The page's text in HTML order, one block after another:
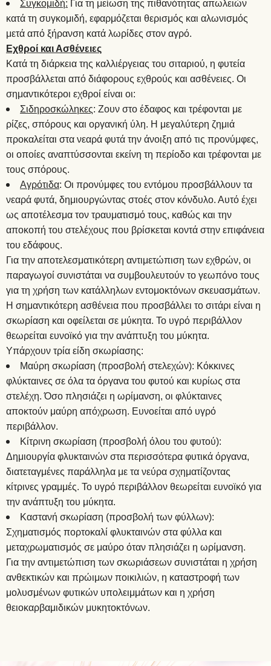
Συγκομιδή: Για τη μείωση της πιθανότητας απωλειών
κατά τη συγκομιδή, εφαρμόζεται θερισμός και αλωνισμός
μετά από ξήρανση κατά λωρίδες στον αγρό.
Εχθροί και Ασθένειες
Κατά τη διάρκεια της καλλιέργειας του σιταριού, η φυτεία
προσβάλλεται από διάφορους εχθρούς και ασθένειες. Οι
σημαντικότεροι εχθροί είναι οι:
Σιδηροσκώληκες: Ζουν στο έδαφος και τρέφονται με
ρίζες, σπόρους και οργανική ύλη. Η μεγαλύτερη ζημιά
προκαλείται στα νεαρά φυτά την άνοιξη από τις προνύμφες,
οι οποίες αναπτύσσονται εκείνη τη περίοδο και τρέφονται με
τους σπόρους.
Αγρότιδα: Οι προνύμφες του εντόμου προσβάλλουν τα
νεαρά φυτά, δημιουργώντας στοές στον κόνδυλο. Αυτό έχει
ως αποτέλεσμα τον τραυματισμό τους, καθώς και την
αποκοπή του στελέχους που βρίσκεται κοντά στην επιφάνεια
του εδάφους.
Για την αποτελεσματικότερη αντιμετώπιση των εχθρών, οι
παραγωγοί συνιστάται να συμβουλευτούν το γεωπόνο τους
για τη χρήση των κατάλληλων εντομοκτόνων σκευασμάτων.
Η σημαντικότερη ασθένεια που προσβάλλει το σιτάρι είναι η
σκωρίαση και οφείλεται σε μύκητα. Το υγρό περιβάλλον
θεωρείται ευνοϊκό για την ανάπτυξη του μύκητα.
Υπάρχουν τρία είδη σκωρίασης:
Μαύρη σκωρίαση (προσβολή στελεχών): Κόκκινες
φλύκταινες σε όλα τα όργανα του φυτού και κυρίως στα
στελέχη. Όσο πλησιάζει η ωρίμανση, οι φλύκταινες
αποκτούν μαύρη απόχρωση. Ευνοείται από υγρό
περιβάλλον.
Κίτρινη σκωρίαση (προσβολή όλου του φυτού):
Δημιουργία φλυκταινών στα περισσότερα φυτικά όργανα,
διατεταγμένες παράλληλα με τα νεύρα σχηματίζοντας
κίτρινες γραμμές. Το υγρό περιβάλλον θεωρείται ευνοϊκό για
την ανάπτυξη του μύκητα.
Καστανή σκωρίαση (προσβολή των φύλλων):
Σχηματισμός πορτοκαλί φλυκταινών στα φύλλα και
μεταχρωματισμός σε μαύρο όταν πλησιάζει η ωρίμανση.
Για την αντιμετώπιση των σκωριάσεων συνιστάται η χρήση
ανθεκτικών και πρώιμων ποικιλιών, η καταστροφή των
μολυσμένων φυτικών υπολειμμάτων και η χρήση
θειοκαρβαμιδικών μυκητοκτόνων.